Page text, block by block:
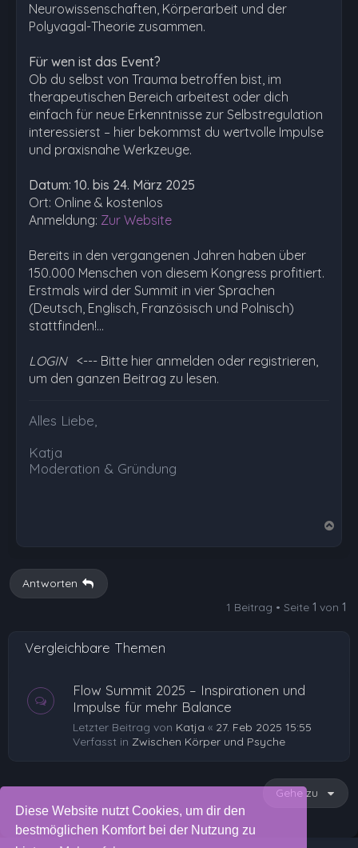
Diese Website nutzt Cookies, um dir den
bestmöglichen Komfort bei der Nutzung zu
Neurowissenschaften, Körperarbeit und der
Polyvagal-Theorie zusammen.
Für wen ist das Event?
Ob du selbst von Trauma betroffen bist, im
therapeutischen Bereich arbeitest oder dich
einfach für neue Erkenntnisse zur Selbstregulation
interessierst – hier bekommst du wertvolle Impulse
und praxisnahe Werkzeuge.
Datum: 10. bis 24. März 2025
Ort: Online & kostenlos
Anmeldung: Zur Website
Bereits in den vergangenen Jahren haben über
150.000 Menschen von diesem Kongress profitiert.
Erstmals wird der Summit in vier Sprachen
(Deutsch, Englisch, Französisch und Polnisch)
stattfinden!…
LOGIN <--- Bitte hier anmelden oder registrieren,
um den ganzen Beitrag zu lesen.
Alles Liebe,
Katja
Moderation & Gründung
b
Antworten
1 Beitrag • Seite 1 von 1
Vergleichbare Themen
Flow Summit 2025 – Inspirationen und
Impulse für mehr Balance
Letzter Beitrag von Katja « 27. Feb 2025 15:55
Verfasst in Zwischen Körper und Psyche
Gehe zu